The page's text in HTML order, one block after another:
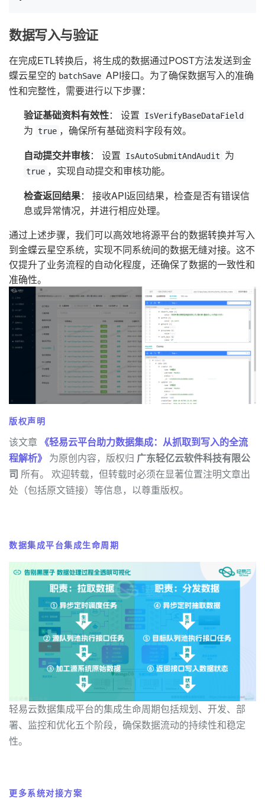
数据写入与验证
在完成ETL转换后，将生成的数据通过POST方法发送到金
蝶云星空的 batchSave API接口。为了确保数据写入的准确
性和完整性，需要进行以下步骤：
验证基础资料有效性： 设置 IsVerifyBaseDataField
为 true ，确保所有基础资料字段有效。
自动提交并审核： 设置 IsAutoSubmitAndAudit 为
true ，实现自动提交和审核功能。
检查返回结果： 接收API返回结果，检查是否有错误信
息或异常情况，并进行相应处理。
通过上述步骤，我们可以高效地将源平台的数据转换并写入
到金蝶云星空系统，实现不同系统间的数据无缝对接。这不
仅提升了业务流程的自动化程度，还确保了数据的一致性和
准确性。
版权声明
该文章 《轻易云平台助力数据集成：从抓取到写入的全流
程解析》 为原创内容，版权归 广东轻亿云软件科技有限公
司 所有。 欢迎转载，但转载时必须在显著位置注明文章出
处（包括原文链接）等信息，以尊重版权。
数据集成平台集成生命周期
轻易云数据集成平台的集成生命周期包括规划、开发、部
署、监控和优化五个阶段，确保数据流动的持续性和稳定
性。
更多系统对接方案